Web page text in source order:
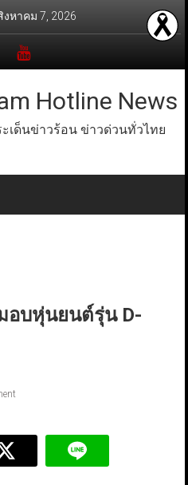
งหาคม 7, 2026
Hotline News
เด็นข่าวร้อน ข่าวด่วนทั่วไทย
อบหุ่นยนต์รุ่น D-